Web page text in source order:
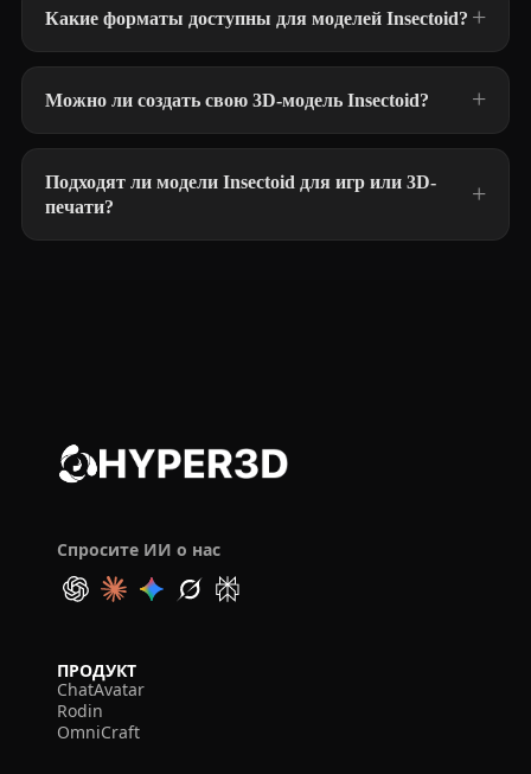
Какие форматы доступны для моделей Insectoid?
Можно ли создать свою 3D-модель Insectoid?
Подходят ли модели Insectoid для игр или 3D-
печати?
Спросите ИИ о нас
ПРОДУКТ
ChatAvatar
Rodin
OmniCraft